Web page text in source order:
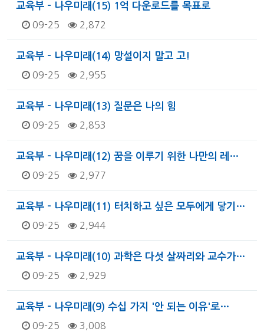
교육부 - 나우미래(15) 1억 다운로드를 목표로
09-25 2,872
교육부 - 나우미래(14) 망설이지 말고 고!
09-25 2,955
교육부 - 나우미래(13) 질문은 나의 힘
09-25 2,853
교육부 - 나우미래(12) 꿈을 이루기 위한 나만의 레…
09-25 2,977
교육부 - 나우미래(11) 터치하고 싶은 모두에게 닿기…
09-25 2,944
교육부 - 나우미래(10) 과학은 다섯 살짜리와 교수가…
09-25 2,929
교육부 - 나우미래(9) 수십 가지 '안 되는 이유'로…
09-25 3,008